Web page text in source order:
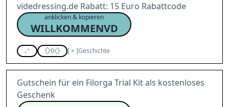
videdressing.de Rabatt: 15 Euro Rabattcode
anklicken & kopieren
WILLKOMMENVD
0 [+]Geschichte
Gutschein für ein Filorga Trial Kit als kostenloses
Geschenk